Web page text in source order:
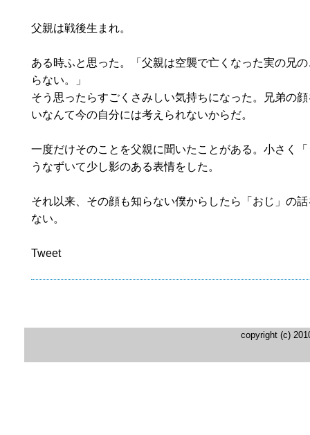
父親は戦後生まれ。
ある時ふと思った。「父親は空襲で亡くなった実の兄
らない。」
そう思ったらすごくさみしい気持ちになった。兄弟の
いなんて今の自分には考えられないからだ。
一度だけそのことを父親に聞いたことがある。小さく
うなずいて少し影のある表情をした。
それ以来、その顔も知らない僕からしたら「おじ」の
ない。
Tweet
copyright (c)